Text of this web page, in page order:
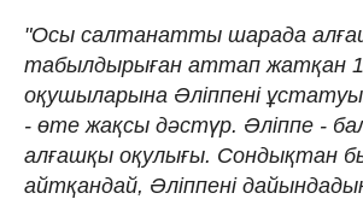
"Осы салтанатты шарада
табылдырыған аттап жатқан
оқушыларына Әліппені
- өте жақсы дәстүр. Әліппе -
алғашқы оқулығы. Сондықтан
айтқандай, Әліппені